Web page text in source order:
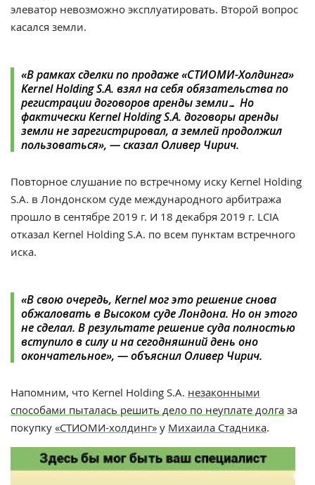
элеватор невозможно эксплуатировать. Второй вопрос
касался земли.
«В рамках сделки по продаже «СТИОМИ-Холдинга»
Kernel Holding S.A. взял на себя обязательства по
регистрации договоров аренды земли… Но
фактически Kernel Holding S.A. договоры аренды
земли не зарегистрировал, а землей продолжил
пользоваться», — сказал Оливер Чирич.
Повторное слушание по встречному иску Kernel Holding
S.A. в Лондонском суде международного арбитража
прошло в сентябре 2019 г. И 18 декабря 2019 г. LCIA
отказал Kernel Holding S.A. по всем пунктам встречного
иска.
«В свою очередь, Kernel мог это решение снова
обжаловать в Высоком суде Лондона. Но он этого
не сделал. В результате решение суда полностью
вступило в силу и на сегодняшний день оно
окончательное», — объяснил Оливер Чирич.
Напомним, что Kernel Holding S.A. незаконными
способами пыталась решить дело по неуплате долга за
покупку «СТИОМИ-холдинг» у Михаила Стадника.